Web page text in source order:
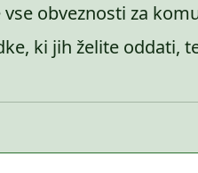
obveznosti za
ki jih želite oddati,